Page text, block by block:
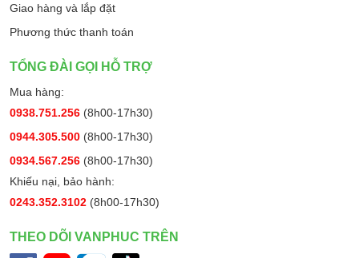
Giao hàng và lắp đặt
Phương thức thanh toán
TỔNG ĐÀI GỌI HỖ TRỢ
Mua hàng:
0938.751.256 (8h00-17h30)
0944.305.500 (8h00-17h30)
0934.567.256 (8h00-17h30)
Khiếu nại, bảo hành:
0243.352.3102 (8h00-17h30)
THEO DÕI VANPHUC TRÊN